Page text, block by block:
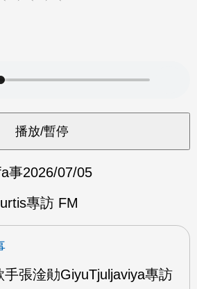
事2026/07/05
專訪 FM
手張淦勛GiyuTjuljaviya專訪